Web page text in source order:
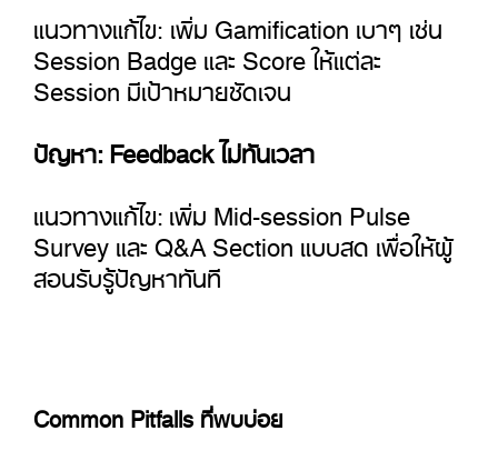
แนวทางแก้ไข: เพิ่ม Gamification เบาๆ เช่น
Session Badge และ Score ให้แต่ละ
Session มีเป้าหมายชัดเจน
ปัญหา: Feedback ไม่ทันเวลา
แนวทางแก้ไข: เพิ่ม Mid-session Pulse
Survey และ Q&A Section แบบสด เพื่อให้ผู้
สอนรับรู้ปัญหาทันที
Common Pitfalls ที่พบบ่อย